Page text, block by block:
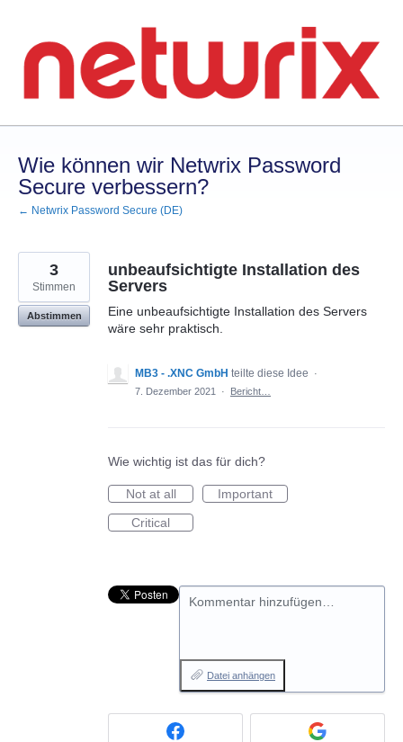
springen
Wie können wir Netwrix Password
Secure verbessern?
← Netwrix Password Secure (DE)
unbeaufsichtigte Installation des
Servers
Eine unbeaufsichtigte Installation des Servers
wäre sehr praktisch.
3
Stimmen
Abstimmen
MB3 - .XNC GmbH teilte diese Idee
·
7. Dezember 2021
· Bericht…
Wie wichtig ist das für dich?
Not at all
Important
Critical
Kommentar hinzufügen…
Datei anhängen